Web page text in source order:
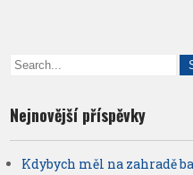
Nejnovější příspěvky
Kdybych měl na zahradě